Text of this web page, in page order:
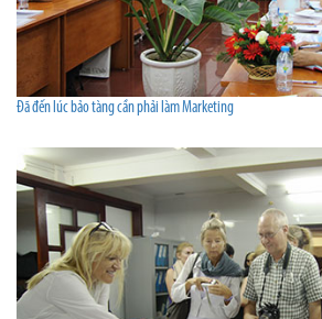
Đã đến lúc bảo tàng cần phải làm Marketing